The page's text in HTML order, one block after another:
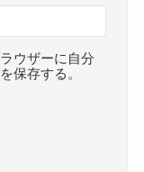
ウザーに自分
保存する。